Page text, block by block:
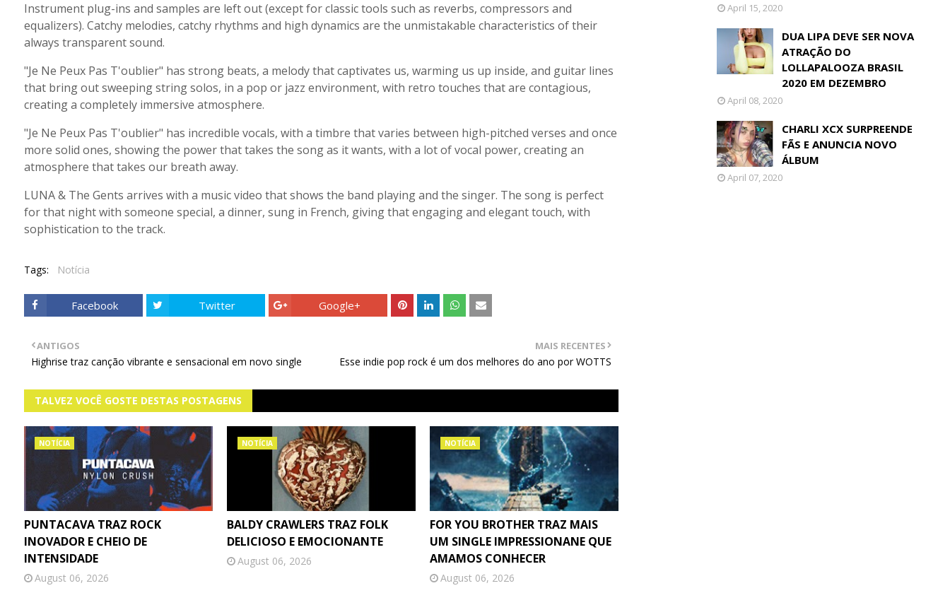
Instrument plug-ins and samples are left out (except for classic tools such as reverbs, compressors and
equalizers). Catchy melodies, catchy rhythms and high dynamics are the unmistakable characteristics of their
always transparent sound.
"Je Ne Peux Pas T'oublier" has strong beats, a melody that captivates us, warming us up inside, and guitar lines
that bring out sweeping string solos, in a pop or jazz environment, with retro touches that are contagious,
creating a completely immersive atmosphere.
"Je Ne Peux Pas T'oublier" has incredible vocals, with a timbre that varies between high-pitched verses and once
more solid ones, showing the power that takes the song as it wants, with a lot of vocal power, creating an
atmosphere that takes our breath away.
LUNA & The Gents arrives with a music video that shows the band playing and the singer. The song is perfect
for that night with someone special, a dinner, sung in French, giving that engaging and elegant touch, with
sophistication to the track.
Tags: Notícia
Facebook Twitter Google+
MAIS RECENTES
Esse indie pop rock é um dos melhores do ano por WOTTS
ANTIGOS
Highrise traz canção vibrante e sensacional em novo single
TALVEZ VOCÊ GOSTE DESTAS POSTAGENS
NOTÍCIA
PUNTACAVA TRAZ ROCK
INOVADOR E CHEIO DE
INTENSIDADE
August 06, 2026
NOTÍCIA
BALDY CRAWLERS TRAZ FOLK
DELICIOSO E EMOCIONANTE
August 06, 2026
NOTÍCIA
FOR YOU BROTHER TRAZ MAIS
UM SINGLE IMPRESSIONANE QUE
AMAMOS CONHECER
August 06, 2026
April 15, 2020
DUA LIPA DEVE SER NOVA
ATRAÇÃO DO
LOLLAPALOOZA BRASIL
2020 EM DEZEMBRO
April 08, 2020
CHARLI XCX SURPREENDE
FÃS E ANUNCIA NOVO
ÁLBUM
April 07, 2020